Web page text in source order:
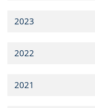
2023
2022
2021